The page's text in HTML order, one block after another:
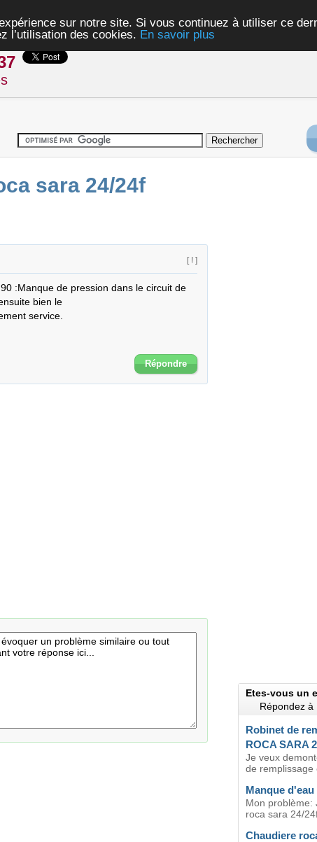
sur notre site. Si vous continuez à utiliser ce
l’utilisation des cookies. En savoir plus
sara 24/24f
[ ! ]
:Manque de pression dans le circuit de
bien le
service.
Répondre
Etes-vous un
Répondez à
Robinet de
ROCA SARA
Je veux
de remplissage
Manque
Mon problème:
roca sara 24/
Chaudiere